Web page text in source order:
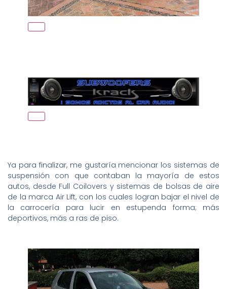
Ya para finalizar, me gustaría mencionar los sistemas de
suspensión con que contaban la mayoría de estos
autos, desde Full Coilovers y sistemas de bolsas de aire
de la marca Air Lift, con los cuales logran bajar el nivel de
la carrocería para lucir en estupenda forma; más
deportivos, más a ras de piso.